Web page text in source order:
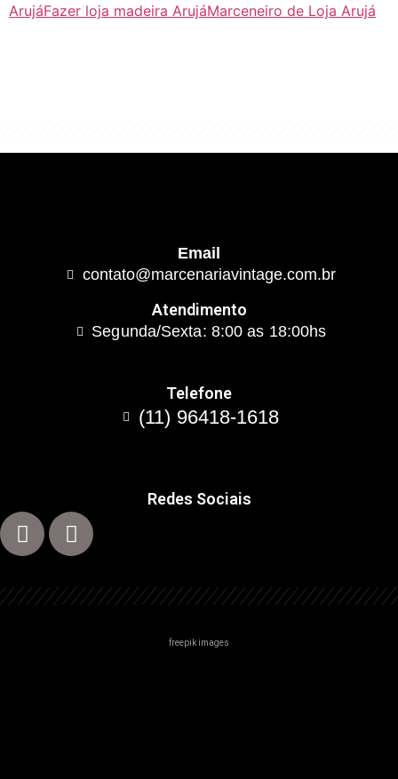
ArujáFazer loja madeira ArujáMarceneiro de Loja Arujá
Email
contato@marcenariavintage.com.br
Atendimento
Segunda/Sexta: 8:00 as 18:00hs
Telefone
(11) 96418-1618
Redes Sociais
freepik images